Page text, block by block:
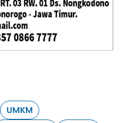
UMKM